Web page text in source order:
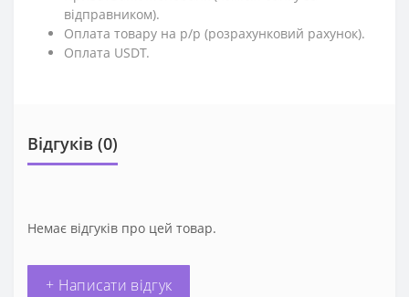
відправником).
Оплата товару на р/р (розрахунковий рахунок).
Оплата USDT.
Відгуків (0)
Немає відгуків про цей товар.
+ Написати відгук